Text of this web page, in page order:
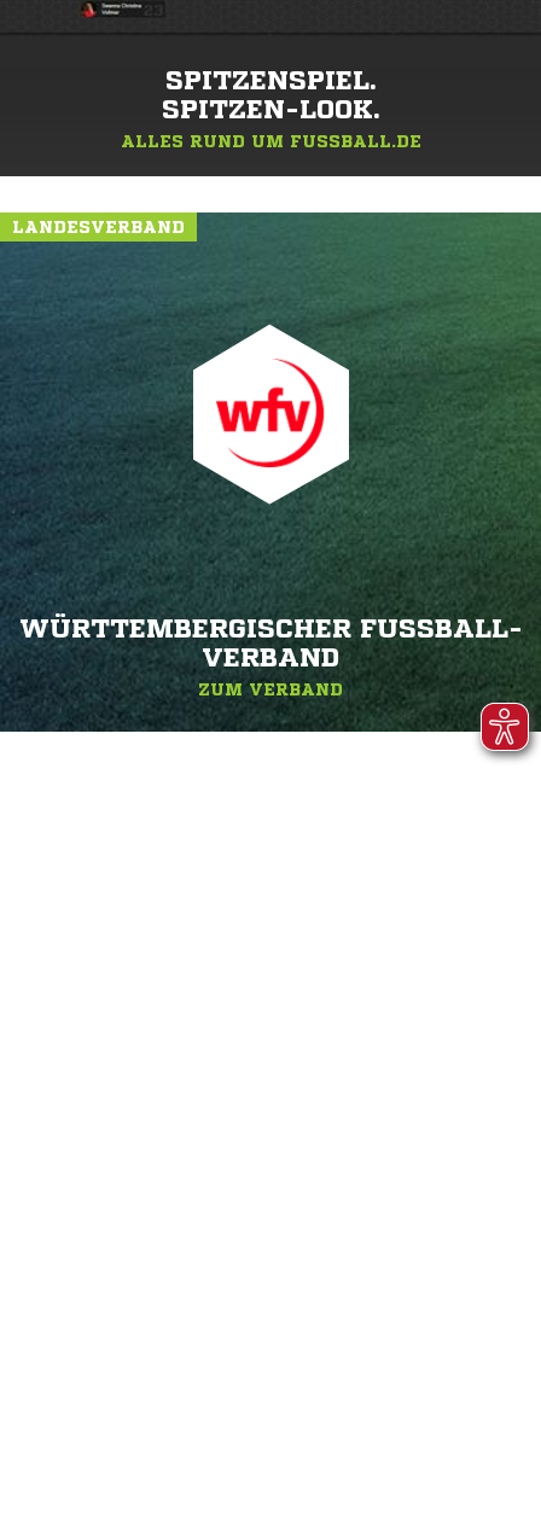
SPITZENSPIEL.
SPITZEN-LOOK.
ALLES RUND UM FUSSBALL.DE
LANDESVERBAND
WÜRTTEMBERGISCHER FUSSBALL-V
ERBAND
ZUM VERBAND